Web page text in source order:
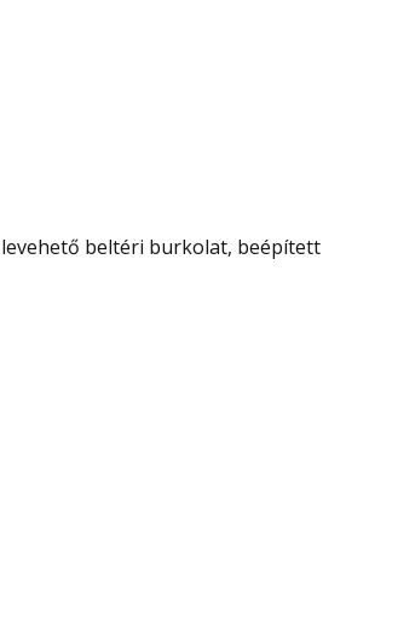
beltéri burkolat, beépített